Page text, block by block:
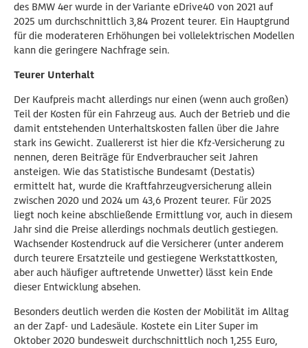
des BMW 4er wurde in der Variante eDrive40 von 2021 auf
2025 um durchschnittlich 3,84 Prozent teurer. Ein Hauptgrund
für die moderateren Erhöhungen bei vollelektrischen Modellen
kann die geringere Nachfrage sein.
Teurer Unterhalt
Der Kaufpreis macht allerdings nur einen (wenn auch großen)
Teil der Kosten für ein Fahrzeug aus. Auch der Betrieb und die
damit entstehenden Unterhaltskosten fallen über die Jahre
stark ins Gewicht. Zuallererst ist hier die Kfz-Versicherung zu
nennen, deren Beiträge für Endverbraucher seit Jahren
ansteigen. Wie das Statistische Bundesamt (Destatis)
ermittelt hat, wurde die Kraftfahrzeugversicherung allein
zwischen 2020 und 2024 um 43,6 Prozent teurer. Für 2025
liegt noch keine abschließende Ermittlung vor, auch in diesem
Jahr sind die Preise allerdings nochmals deutlich gestiegen.
Wachsender Kostendruck auf die Versicherer (unter anderem
durch teurere Ersatzteile und gestiegene Werkstattkosten,
aber auch häufiger auftretende Unwetter) lässt kein Ende
dieser Entwicklung absehen.
Besonders deutlich werden die Kosten der Mobilität im Alltag
an der Zapf- und Ladesäule. Kostete ein Liter Super im
Oktober 2020 bundesweit durchschnittlich noch 1,255 Euro,